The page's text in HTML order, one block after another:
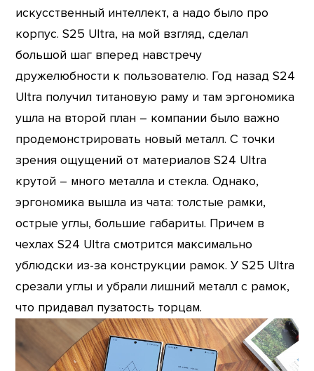
искусственный интеллект, а надо было про
корпус. S25 Ultra, на мой взгляд, сделал
большой шаг вперед навстречу
дружелюбности к пользователю. Год назад S24
Ultra получил титановую раму и там эргономика
ушла на второй план – компании было важно
продемонстрировать новый металл. С точки
зрения ощущений от материалов S24 Ultra
крутой – много металла и стекла. Однако,
эргономика вышла из чата: толстые рамки,
острые углы, большие габариты. Причем в
чехлах S24 Ultra смотрится максимально
ублюдски из-за конструкции рамок. У S25 Ultra
срезали углы и убрали лишний металл с рамок,
что придавал пузатость торцам.